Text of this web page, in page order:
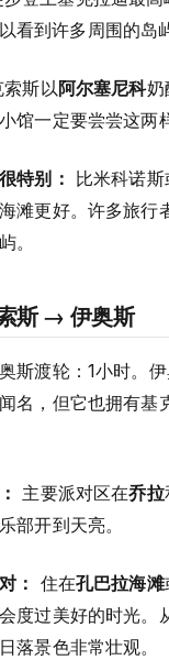
看到许多周围的岛
索斯以阿尔塞尼科奶
一定要尝尝这两样
特别： 比米科诺斯
滩更好。许多旅行
。
斯 → 伊奥斯
斯渡轮：1小时。
名，但它也拥有基
主要派对区在乔拉
开到天亮。
： 住在孔巴拉海滩
度过美好的时光。
落景色非常壮观。